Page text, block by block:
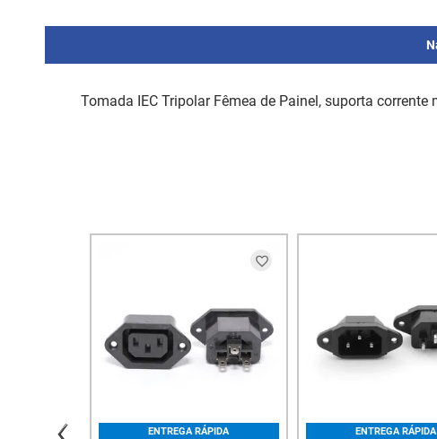
Tomada IEC Tripolar Fêmea de Painel, suporta
ENTREGA RÁPIDA ENTREGA RÁPIDA